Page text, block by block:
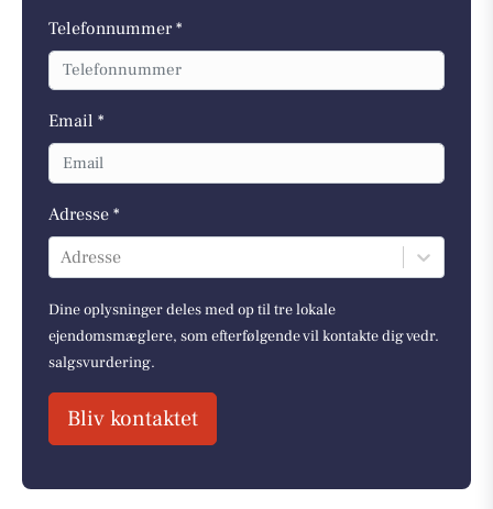
Telefonnummer *
Email *
Adresse *
Adresse
Dine oplysninger deles med op til tre lokale
ejendomsmæglere, som efterfølgende vil kontakte dig vedr.
salgsvurdering.
Bliv kontaktet